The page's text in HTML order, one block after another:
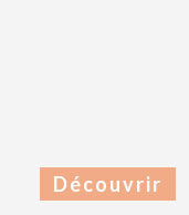
Découvrir